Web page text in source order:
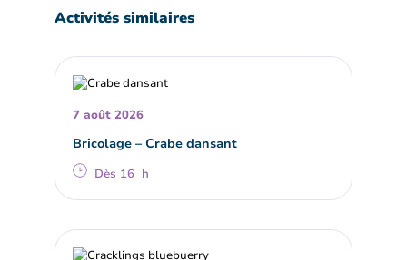
Activités similaires
7 août 2026
Bricolage – Crabe dansant
Dès 16 h